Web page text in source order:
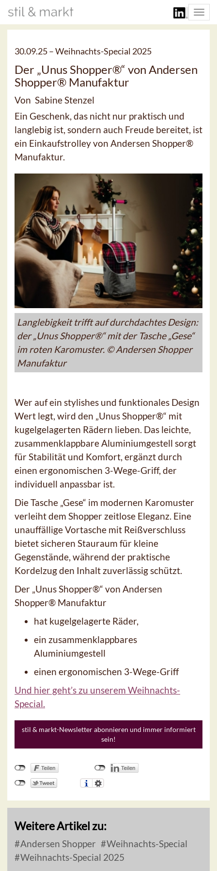
30.09.25 –Weihnachts-Special 2025
Der „Unus Shopper®“ von Andersen
Shopper® Manufaktur
Von Sabine Stenzel
Ein Geschenk, das nicht nur praktisch und
langlebig ist, sondern auch Freude bereitet, ist
ein Einkaufstrolley von Andersen Shopper®
Manufaktur.
Langlebigkeit trifft auf durchdachtes Design:
der „Unus Shopper®“ mit der Tasche „Gese“
im roten Karomuster. © Andersen Shopper
Manufaktur
Wer auf ein stylishes und funktionales Design
Wert legt, wird den „Unus Shopper®“ mit
kugelgelagerten Rädern lieben. Das leichte,
zusammenklappbare Aluminiumgestell sorgt
für Stabilität und Komfort, ergänzt durch
einen ergonomischen 3-Wege-Griff, der
individuell anpassbar ist.
Die Tasche „Gese“ im modernen Karomuster
verleiht dem Shopper zeitlose Eleganz. Eine
unauffällige Vortasche mit Reißverschluss
bietet sicheren Stauraum für kleine
Gegenstände, während der praktische
Kordelzug den Inhalt zuverlässig schützt.
Der „Unus Shopper®“ von Andersen
Shopper® Manufaktur
hat kugelgelagerte Räder,
ein zusammenklappbares
Aluminiumgestell
einen ergonomischen 3-Wege-Griff
Und hier geht’s zu unserem Weihnachts-
Special.
stil & markt-Newsletter abonnieren und immer informiert
sein!
Weitere Artikel zu:
Andersen Shopper
Weihnachts-Special
Weihnachts-Special 2025